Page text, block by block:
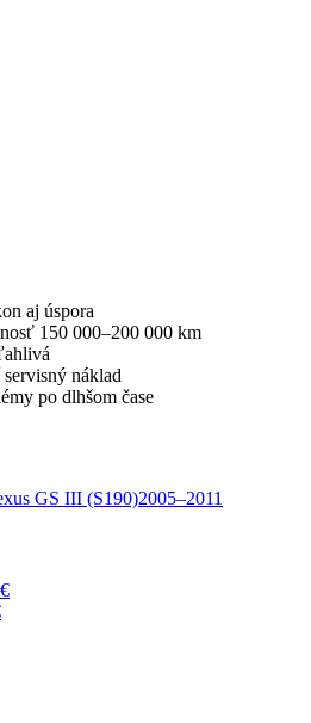
aj úspora
150 000–200 000 km
náklad
po dlhšom čase
GS III (S190)2005–2011